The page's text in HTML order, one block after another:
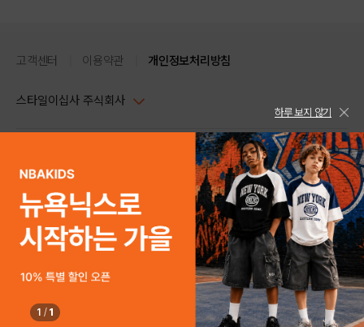
SOLD OUT
고객센터 이용약관 개인정보처리방침
스타일이십사 주식회사
주소 : 서울시 강남구 논현로 633, 6층 (논현동, 한세엠케이빌딩)
사업자등록번호 : 116-81-32499
통신판매업신고번호 : 제 2024-서울강남-04239
호스팅 서비스 : 스타일이십사㈜
고객센터 1544-5336(평일 09:00~ 18:00 토/일/공휴일 휴무)
스타일24 고객센터 1544-5336
평일 09:00~ 18:00 (토/일/공휴일 휴무)
help Email : help@style24.com
COPYRIGHTⓒ2021 STYLE24 ALL RIGHTS RESERVED.
하루 보지 않기
1 / 1